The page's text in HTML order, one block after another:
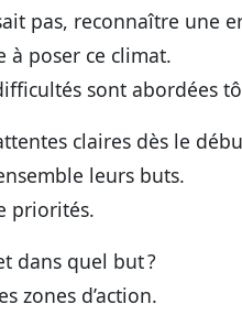
pas, reconnaître une
à poser ce climat.
sont abordées
claires dès le
leurs buts.
priorités.
dans quel but ?
zones d’action.